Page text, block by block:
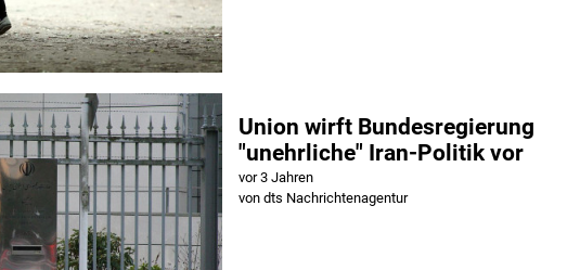
Union wirft Bundesregierung
"unehrliche" Iran-Politik vor
vor 3 Jahren
von dts Nachrichtenagentur